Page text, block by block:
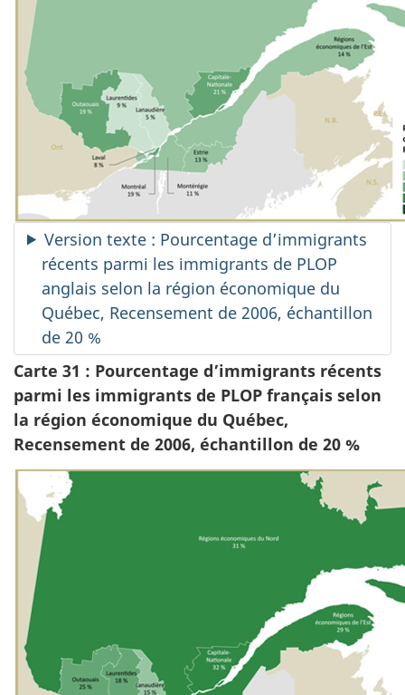
Version texte : Pourcentage d’immigrants
récents parmi les immigrants de PLOP
anglais selon la région économique du
Québec, Recensement de 2006, échantillon
de 20 %
Carte 31 : Pourcentage d’immigrants récents
parmi les immigrants de PLOP français selon
la région économique du Québec,
Recensement de 2006, échantillon de 20 %